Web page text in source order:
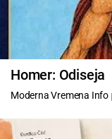
Homer: Odiseja
Moderna Vremena Info